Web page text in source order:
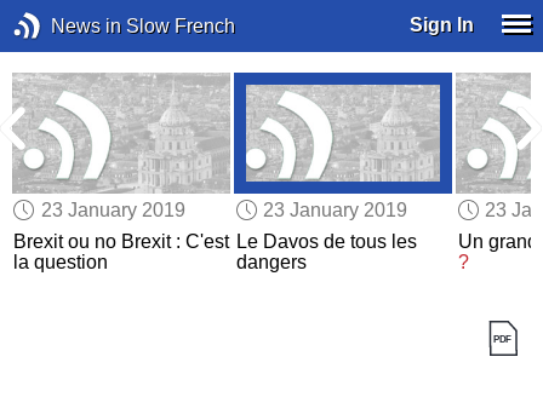
News in Slow French Sign In
23 January 2019
Brexit ou no Brexit : C'est
la question
23 January 2019
Le Davos de tous les
dangers
23
Un
?